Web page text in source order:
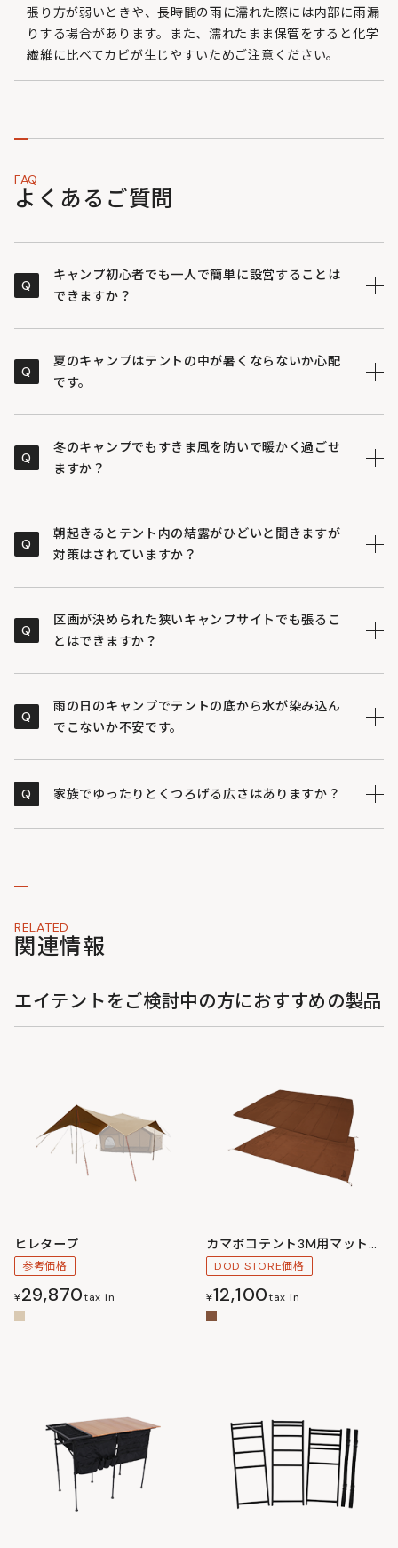
張り方が弱いときや、長時間の雨に濡れた際には内部に雨漏
りする場合があります。また、濡れたまま保管をすると化学
繊維に比べてカビが生じやすいためご注意ください。
FAQ
よくあるご質問
Q
キャンプ初心者でも一人で簡単に設営することは
できますか？
ロープを張るだけのシンプルな構造なので、テントの扱
いに不慣れな方でも手順に迷わずスムーズに設営するこ
Q
夏のキャンプはテントの中が暑くならないか心配
です。
しっかりと吹き抜けます。また、屋根部分には厚みのあ
るポリコットン生地を採用しているため濃い日陰がで
Q
冬のキャンプでもすきま風を防いで暖かく過ごせ
ますか？
るため、すべてのメッシュ窓を閉め切ることで冷たい風
の侵入をシャットアウトでき、オールシーズン対応でお
Q
朝起きるとテント内の結露がひどいと聞きますが
対策はされていますか？
とで、テント内の結露を軽減しています。同時に、壁面
にはポリエステル生地を使うことで、テント全体の重さ
Q
区画が決められた狭いキャンプサイトでも張るこ
とはできますか？
近くに張れるため、限られたスペースでの設営が可能で
す。さらに壁がほぼ垂直に立ち上がるため、室内は圧迫
Q
雨の日のキャンプでテントの底から水が染み込ん
でこないか不安です。
テル素材を使用し、十分な防水性を備えているため、地
Q 家族でゆったりとくつろげる広さはありますか？
RELATED
関連情報
エイテントをご検討中の方におすすめの製品
ヒレタープ
参考価格
¥29,870tax in
カマボコテント3M用マットシートセット
DOD STORE価格
¥12,100tax in